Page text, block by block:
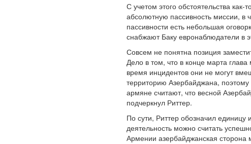
С учетом этого обстоятельства
абсолютную пассивность миссии, в
пассивности есть небольшая
снабжают Баку евронаблюдатели в
Совсем не понятна позиция
Дело в том, что в конце марта
время инцидентов они не могут
территорию Азербайджана,
армяне считают, что весной
подчеркнул Риттер.
По сути, Риттер обозначил
деятельность можно считать
Армении азербайджанская сторона